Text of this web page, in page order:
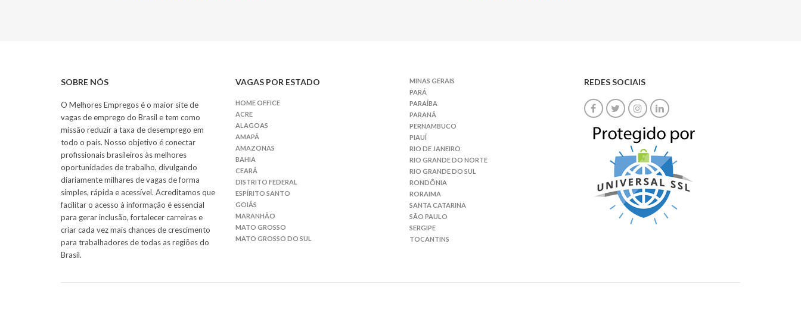
SOBRE NÓS
O Melhores Empregos é o maior site de
vagas de emprego do Brasil e tem como
missão reduzir a taxa de desemprego em
todo o país. Nosso objetivo é conectar
profissionais brasileiros às melhores
oportunidades de trabalho, divulgando
diariamente milhares de vagas de forma
simples, rápida e acessível. Acreditamos que
facilitar o acesso à informação é essencial
para gerar inclusão, fortalecer carreiras e
criar cada vez mais chances de crescimento
para trabalhadores de todas as regiões do
Brasil.
VAGAS POR ESTADO
HOME OFFICE
ACRE
ALAGOAS
AMAPÁ
AMAZONAS
BAHIA
CEARÁ
DISTRITO FEDERAL
ESPÍRITO SANTO
GOIÁS
MARANHÃO
MATO GROSSO
MATO GROSSO DO SUL
MINAS GERAIS
PARÁ
PARAÍBA
PARANÁ
PERNAMBUCO
PIAUÍ
RIO DE JANEIRO
RIO GRANDE DO NORTE
RIO GRANDE DO SUL
RONDÔNIA
RORAIMA
SANTA CATARINA
SÃO PAULO
SERGIPE
TOCANTINS
REDES SOCIAIS